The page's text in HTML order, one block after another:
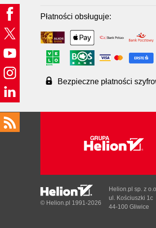
Płatności obsługuje:
Bezpieczne płatności
© Helion.pl 1991-2026
Helion.pl sp. z
ul. Kościuszki 1c
44-100 Gliwice